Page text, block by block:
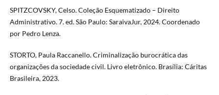
SPITZCOVSKY, Celso. Coleção Esquematizado – Direito
Administrativo. 7. ed. São Paulo: SaraivaJur, 2024. Coordenado
por Pedro Lenza.
STORTO, Paula Raccanello. Criminalização burocrática das
organizações da sociedade civil. Livro eletrônico. Brasília: Cáritas
Brasileira, 2023.